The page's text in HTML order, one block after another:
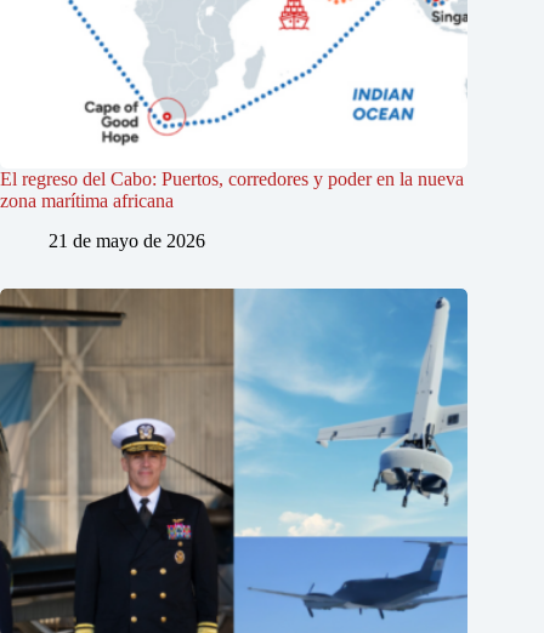
El regreso del Cabo: Puertos, corredores y poder en la nueva
zona marítima africana
21 de mayo de 2026